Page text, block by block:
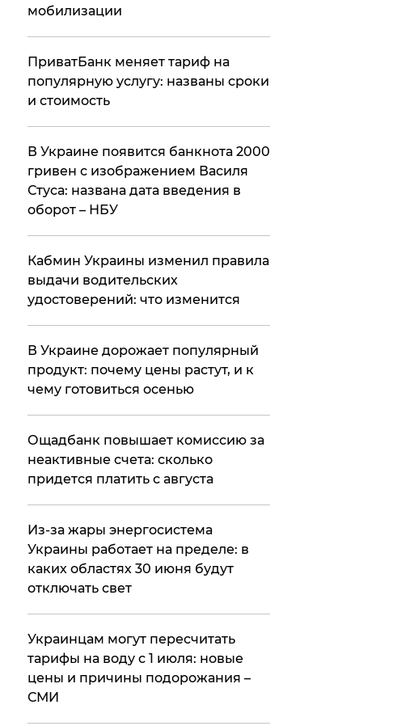
мобилизации
ПриватБанк меняет тариф на
популярную услугу: названы сроки
и стоимость
В Украине появится банкнота 2000
гривен с изображением Василя
Стуса: названа дата введения в
оборот – НБУ
Кабмин Украины изменил правила
выдачи водительских
удостоверений: что изменится
В Украине дорожает популярный
продукт: почему цены растут, и к
чему готовиться осенью
​Ощадбанк повышает комиссию за
неактивные счета: сколько
придется платить с августа
Из-за жары энергосистема
Украины работает на пределе: в
каких областях 30 июня будут
отключать свет
Украинцам могут пересчитать
тарифы на воду с 1 июля: новые
цены и причины подорожания –
СМИ